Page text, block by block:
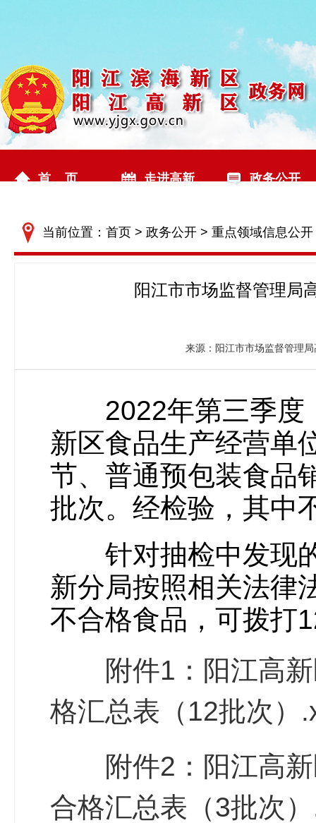
首 页 走进高新 政务公开
当前位置： 首页 > 政务公开 > 重点领域信息公开
阳江市市场监督管理局
来源：阳江市市场监督管理
2022年第三季度
新区食品生产经营单
节、普通预包装食品
批次。经检验，其中
针对抽检中发现的
新分局按照相关法律
不合格食品，可拨打
附件1：阳江高
格汇总表（12批次）
附件2：阳江高
合格汇总表（3批次